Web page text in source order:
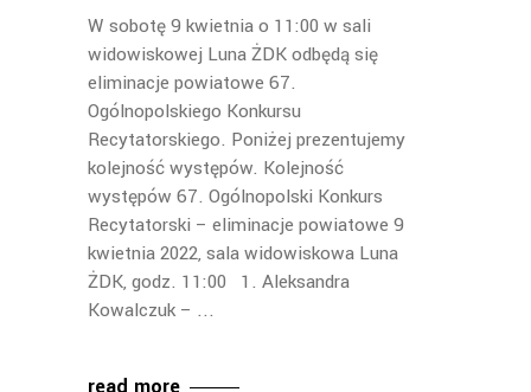
W sobotę 9 kwietnia o 11:00 w sali
widowiskowej Luna ŻDK odbędą się
eliminacje powiatowe 67.
Ogólnopolskiego Konkursu
Recytatorskiego. Poniżej prezentujemy
kolejność występów. Kolejność
występów 67. Ogólnopolski Konkurs
Recytatorski – eliminacje powiatowe 9
kwietnia 2022, sala widowiskowa Luna
ŻDK, godz. 11:00 1. Aleksandra
Kowalczuk –